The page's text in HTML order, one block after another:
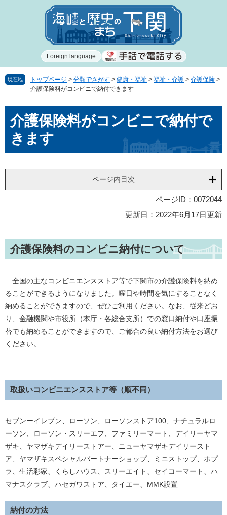
で
ば
Foreign language
現在地 トップページ > 分類でさがす > 健康・福祉 > 福祉・介護 > 介護保険 >
介護保険料がコンビニで納付できます
文介護保険料がコンビニで納付で
きます
ページ内目次
ページID：0072044
更新日：2022年6月17日更新
介護保険料のコンビニ納付について
全国の主なコンビニエンスストア等で下関市の介護保険料を納め
ることができるようになりました。曜日や時間を気にすることなく
納めることができますので、ぜひご利用ください。なお、従来どお
り、金融機関や市役所（本庁・各総合支所）での窓口納付や口座振
替でも納めることができますので、ご都合の良い納付方法をお選び
ください。
取扱いコンビニエンスストア等（順不同）
セブンーイレブン、ローソン、ローソンストア100、ナチュラルロ
ーソン、ローソン・スリーエフ、ファミリーマート、デイリーヤマ
ザキ、ヤマザキデイリーストアー、ニューヤマザキデイリースト
ア、ヤマザキスペシャルパートナーショップ、ミニストップ、ポプ
ラ、生活彩家、くらしハウス、スリーエイト、セイコーマート、ハ
マナスクラブ、ハセガワストア、タイエー、MMK設置
納付の方法